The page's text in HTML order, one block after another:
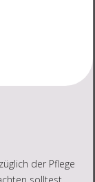
der Pflege